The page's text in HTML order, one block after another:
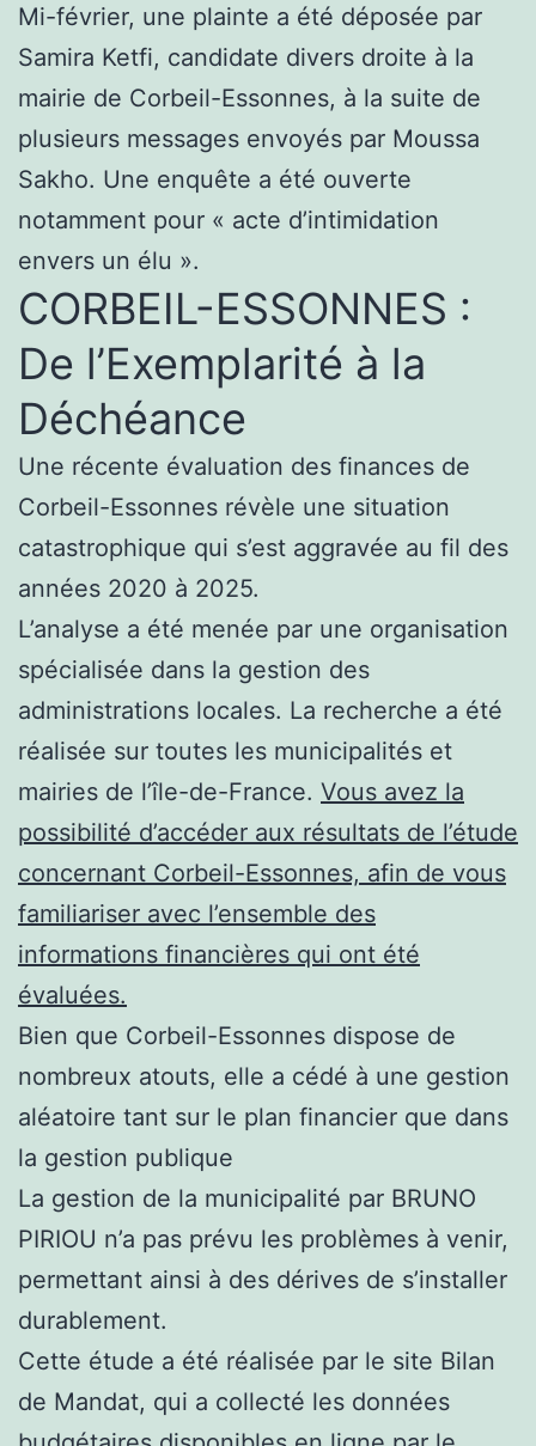
Mi-février, une plainte a été déposée par
Samira Ketfi, candidate divers droite à la
mairie de Corbeil-Essonnes, à la suite de
plusieurs messages envoyés par Moussa
Sakho. Une enquête a été ouverte
notamment pour « acte d’intimidation
envers un élu ».
CORBEIL-ESSONNES :
De l’Exemplarité à la
Déchéance
Une récente évaluation des finances de
Corbeil-Essonnes révèle une situation
catastrophique qui s’est aggravée au fil des
années 2020 à 2025.
L’analyse a été menée par une organisation
spécialisée dans la gestion des
administrations locales. La recherche a été
réalisée sur toutes les municipalités et
mairies de l’île-de-France. Vous avez la
possibilité d’accéder aux résultats de l’étude
concernant Corbeil-Essonnes, afin de vous
familiariser avec l’ensemble des
informations financières qui ont été
évaluées.
Bien que Corbeil-Essonnes dispose de
nombreux atouts, elle a cédé à une gestion
aléatoire tant sur le plan financier que dans
la gestion publique
La gestion de la municipalité par BRUNO
PIRIOU n’a pas prévu les problèmes à venir,
permettant ainsi à des dérives de s’installer
durablement.
Cette étude a été réalisée par le site Bilan
de Mandat, qui a collecté les données